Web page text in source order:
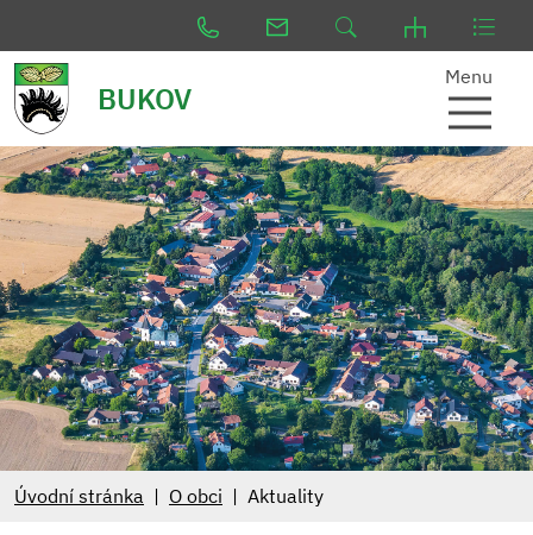
BUKOV
Menu
Úvodní stránka O obci Aktuality